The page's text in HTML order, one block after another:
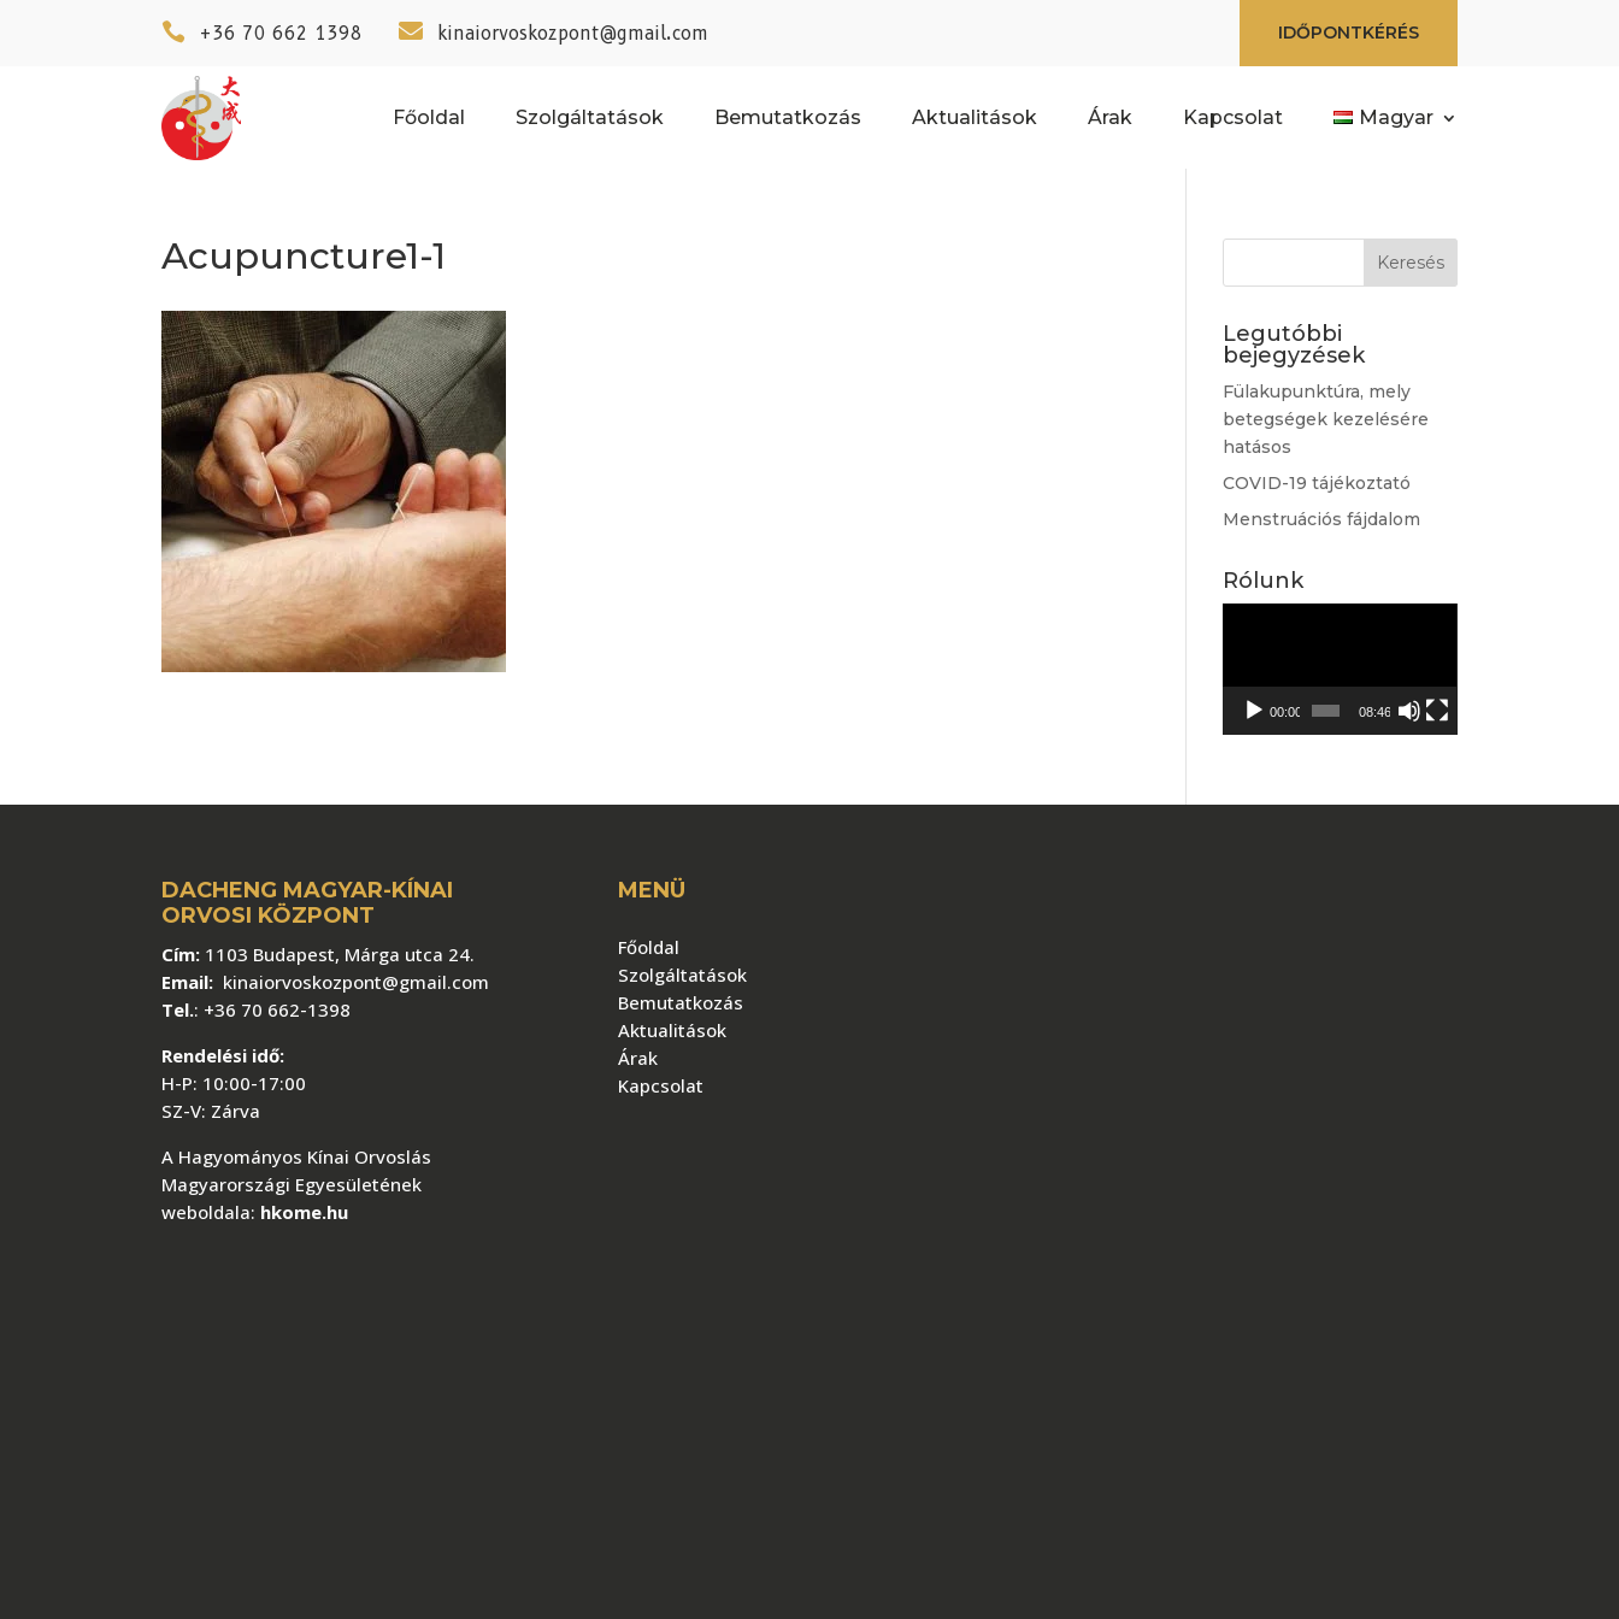
 +36 70 662 1398  kinaiorvoskozpont@gmail.com IDŐPONTKÉRÉS
Főoldal Szolgáltatások Bemutatkozás Aktualitások Árak Kapcsolat Magyar
Acupuncture1-1
Legutóbbi
bejegyzések
Fülakupunktúra, mely
betegségek kezelésére
hatásos
COVID-19 tájékoztató
Menstruációs fájdalom
Rólunk
00:00 08:46
DACHENG MAGYAR-KÍNAI
ORVOSI KÖZPONT
Cím: 1103 Budapest, Márga utca 24.
Email: kinaiorvoskozpont@gmail.com
Tel.: +36 70 662-1398
Rendelési idő:
H-P: 10:00-17:00
SZ-V: Zárva
A Hagyományos Kínai Orvoslás
Magyarországi Egyesületének
weboldala: hkome.hu
MENÜ
Főoldal
Szolgáltatások
Bemutatkozás
Aktualitások
Árak
Kapcsolat